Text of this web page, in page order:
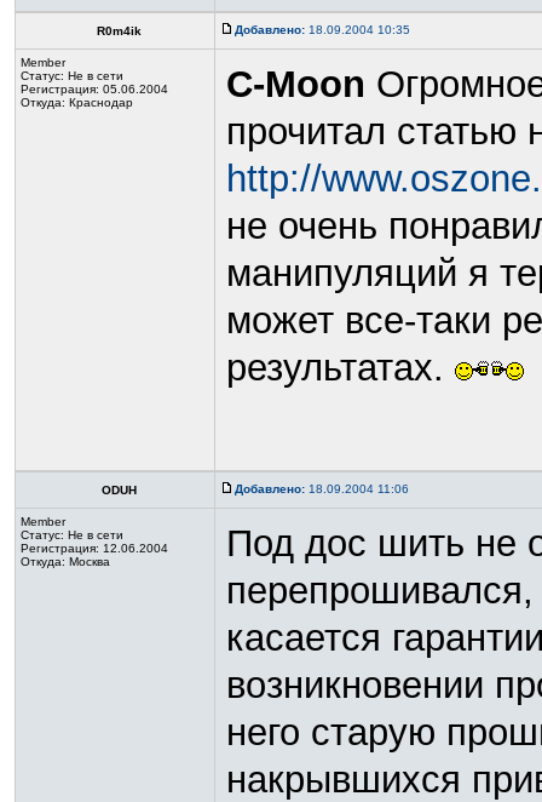
R0m4ik Добавлено: 18.09.2004 10:35
Member
Статус: Не в сети
Регистрация: 05.06.2004
Откуда: Краснодар
C-Moon
прочитал статью
http://
не очень
манипуляций я
может все-таки
результатах.
ODUH Добавлено: 18.09.2004 11:06
Member
Статус: Не в сети
Регистрация: 12.06.2004
Откуда: Москва
Под дос шить не
перепрошивался,
касается
возникновении
него старую
накрывшихся